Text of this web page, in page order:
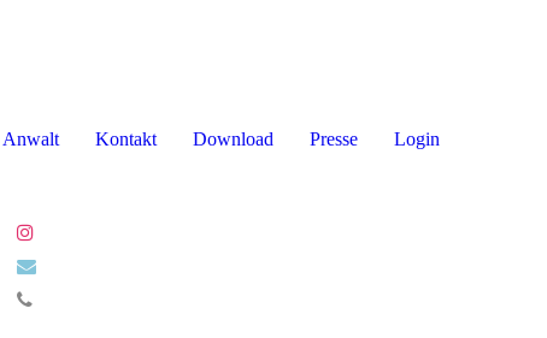
Anwalt Kontakt Download Presse Login